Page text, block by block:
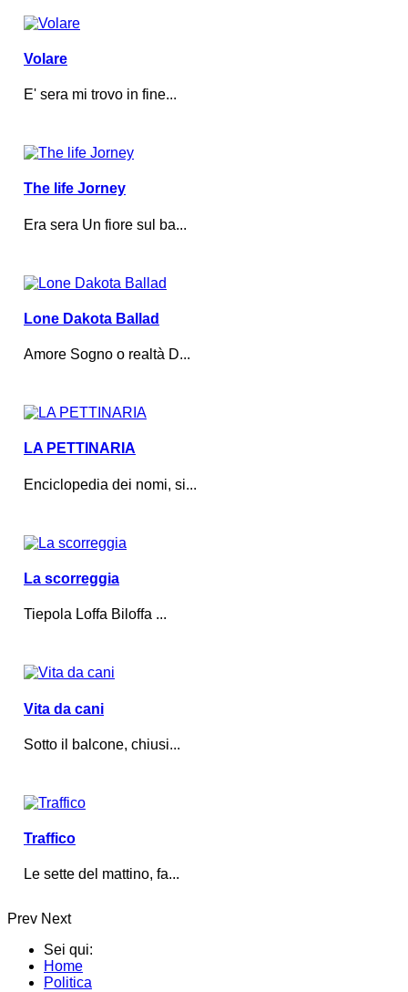
Volare
E' sera mi trovo in fine...
The life Jorney
Era sera Un fiore sul ba...
Lone Dakota Ballad
Amore Sogno o realtà D...
LA PETTINARIA
Enciclopedia dei nomi, si...
La scorreggia
Tiepola Loffa Biloffa ...
Vita da cani
Sotto il balcone, chiusi...
Traffico
Le sette del mattino, fa...
Prev Next
Sei qui:
Home
Politica